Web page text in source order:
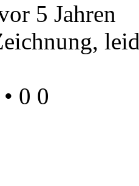
5 Jahren
• 0 0